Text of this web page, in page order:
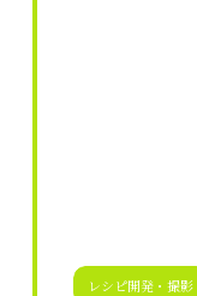
レシピ開発・撮影